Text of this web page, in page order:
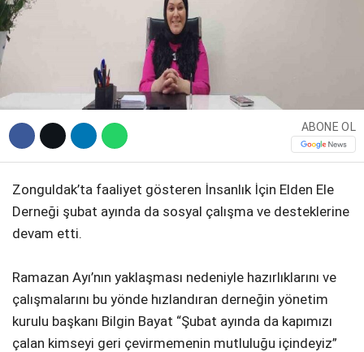
Youtube
ABONE OL
Zonguldak’ta faaliyet gösteren İnsanlık İçin Elden Ele
Derneği şubat ayında da sosyal çalışma ve desteklerine
devam etti.
Ramazan Ayı’nın yaklaşması nedeniyle hazırlıklarını ve
çalışmalarını bu yönde hızlandıran derneğin yönetim
kurulu başkanı Bilgin Bayat “Şubat ayında da kapımızı
çalan kimseyi geri çevirmemenin mutluluğu içindeyiz”